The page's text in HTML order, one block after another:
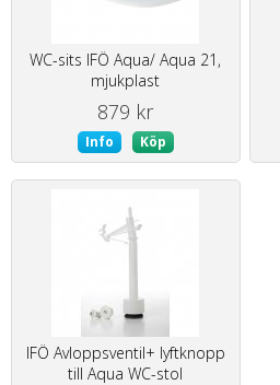
WC-sits IFÖ Aqua/ Aqua 21,
mjukplast
879 kr
Info Köp
IFÖ Avloppsventil+ lyftknopp
till Aqua WC-stol